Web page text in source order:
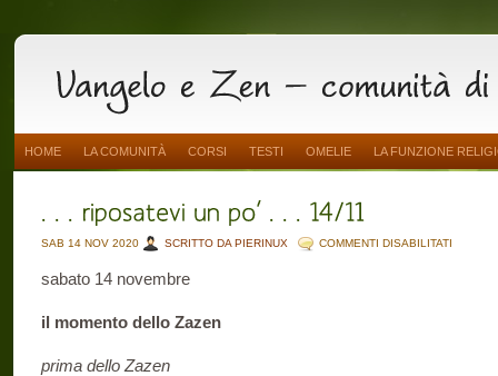
HOME LA COMUNITÀ CORSI TESTI OMELIE LA FUNZIONE
SAB 14 NOV 2020 SCRITTO DA PIERINUX COMMENTI DISABILITATI
sabato 14 novembre
il momento dello Zazen
prima dello Zazen